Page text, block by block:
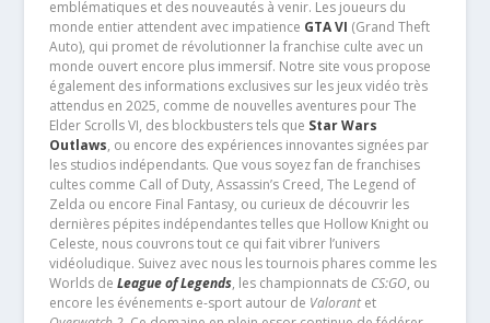
emblématiques et des nouveautés à venir. Les joueurs du
monde entier attendent avec impatience GTA VI (Grand Theft
Auto), qui promet de révolutionner la franchise culte avec un
monde ouvert encore plus immersif. Notre site vous propose
également des informations exclusives sur les jeux vidéo très
attendus en 2025, comme de nouvelles aventures pour The
Elder Scrolls VI, des blockbusters tels que Star Wars
Outlaws, ou encore des expériences innovantes signées par
les studios indépendants. Que vous soyez fan de franchises
cultes comme Call of Duty, Assassin’s Creed, The Legend of
Zelda ou encore Final Fantasy, ou curieux de découvrir les
dernières pépites indépendantes telles que Hollow Knight ou
Celeste, nous couvrons tout ce qui fait vibrer l’univers
vidéoludique. Suivez avec nous les tournois phares comme les
Worlds de League of Legends, les championnats de CS:GO, ou
encore les événements e-sport autour de Valorantet